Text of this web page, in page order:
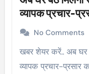
व्यापक प्रचार-
No Comments
खबर शेयर करें.. अब घर बैठे मिलेंगी सरकारी सेवाएं, सेवा सेतु का
व्यापक प्रचार-प्रसार